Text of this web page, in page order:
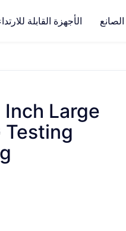
الأجهزة القابلة الصانع
Inch Large
Testing